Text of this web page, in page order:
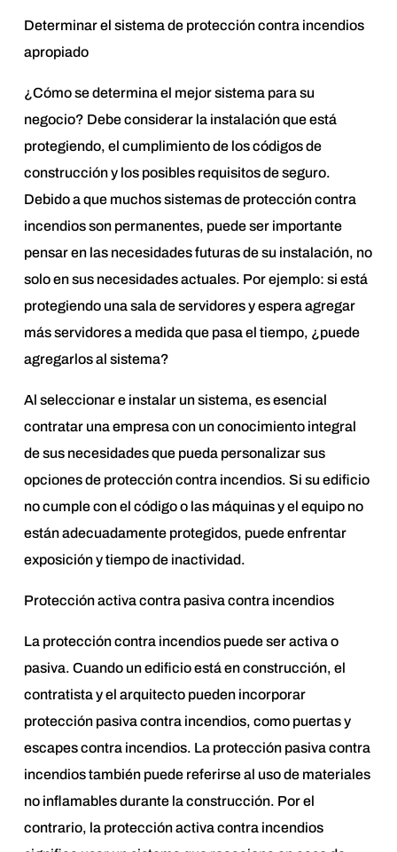
Determinar el sistema de protección contra incendios
apropiado
¿Cómo se determina el mejor sistema para su
negocio? Debe considerar la instalación que está
protegiendo, el cumplimiento de los códigos de
construcción y los posibles requisitos de seguro.
Debido a que muchos sistemas de protección contra
incendios son permanentes, puede ser importante
pensar en las necesidades futuras de su instalación, no
solo en sus necesidades actuales. Por ejemplo: si está
protegiendo una sala de servidores y espera agregar
más servidores a medida que pasa el tiempo, ¿puede
agregarlos al sistema?
Al seleccionar e instalar un sistema, es esencial
contratar una empresa con un conocimiento integral
de sus necesidades que pueda personalizar sus
opciones de protección contra incendios. Si su edificio
no cumple con el código o las máquinas y el equipo no
están adecuadamente protegidos, puede enfrentar
exposición y tiempo de inactividad.
Protección activa contra pasiva contra incendios
La protección contra incendios puede ser activa o
pasiva. Cuando un edificio está en construcción, el
contratista y el arquitecto pueden incorporar
protección pasiva contra incendios, como puertas y
escapes contra incendios. La protección pasiva contra
incendios también puede referirse al uso de materiales
no inflamables durante la construcción. Por el
contrario, la protección activa contra incendios